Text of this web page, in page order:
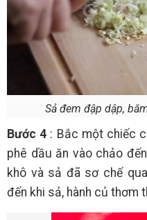
Sả đem đập dập,
Bước 4 : Bắc một chiếc
phê dầu ăn vào chảo
khô và sả đã sơ chế
đến khi sả, hành củ thơm